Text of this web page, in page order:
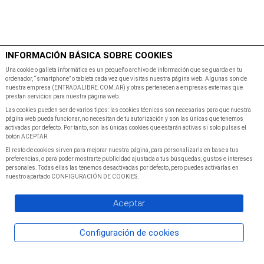
Inicio Programacion
INFORMACIÓN BÁSICA SOBRE COOKIES
Una cookie o galleta informática es un pequeño archivo de información que se guarda en tu
ordenador, “smartphone” o tableta cada vez que visitas nuestra página web. Algunas son de
nuestra empresa (ENTRADALIBRE.COM.AR) y otras pertenecen a empresas externas que
prestan servicios para nuestra página web.
Las cookies pueden ser de varios tipos: las cookies técnicas son necesarias para que nuestra
página web pueda funcionar, no necesitan de tu autorización y son las únicas que tenemos
activadas por defecto. Por tanto, son las únicas cookies que estarán activas si solo pulsas el
botón ACEPTAR.
El resto de cookies sirven para mejorar nuestra página, para personalizarla en base a tus
preferencias, o para poder mostrarte publicidad ajustada a tus búsquedas, gustos e intereses
personales. Todas ellas las tenemos desactivadas por defecto, pero puedes activarlas en
nuestro apartado CONFIGURACIÓN DE COOKIES.
Aceptar
Configuración de cookies